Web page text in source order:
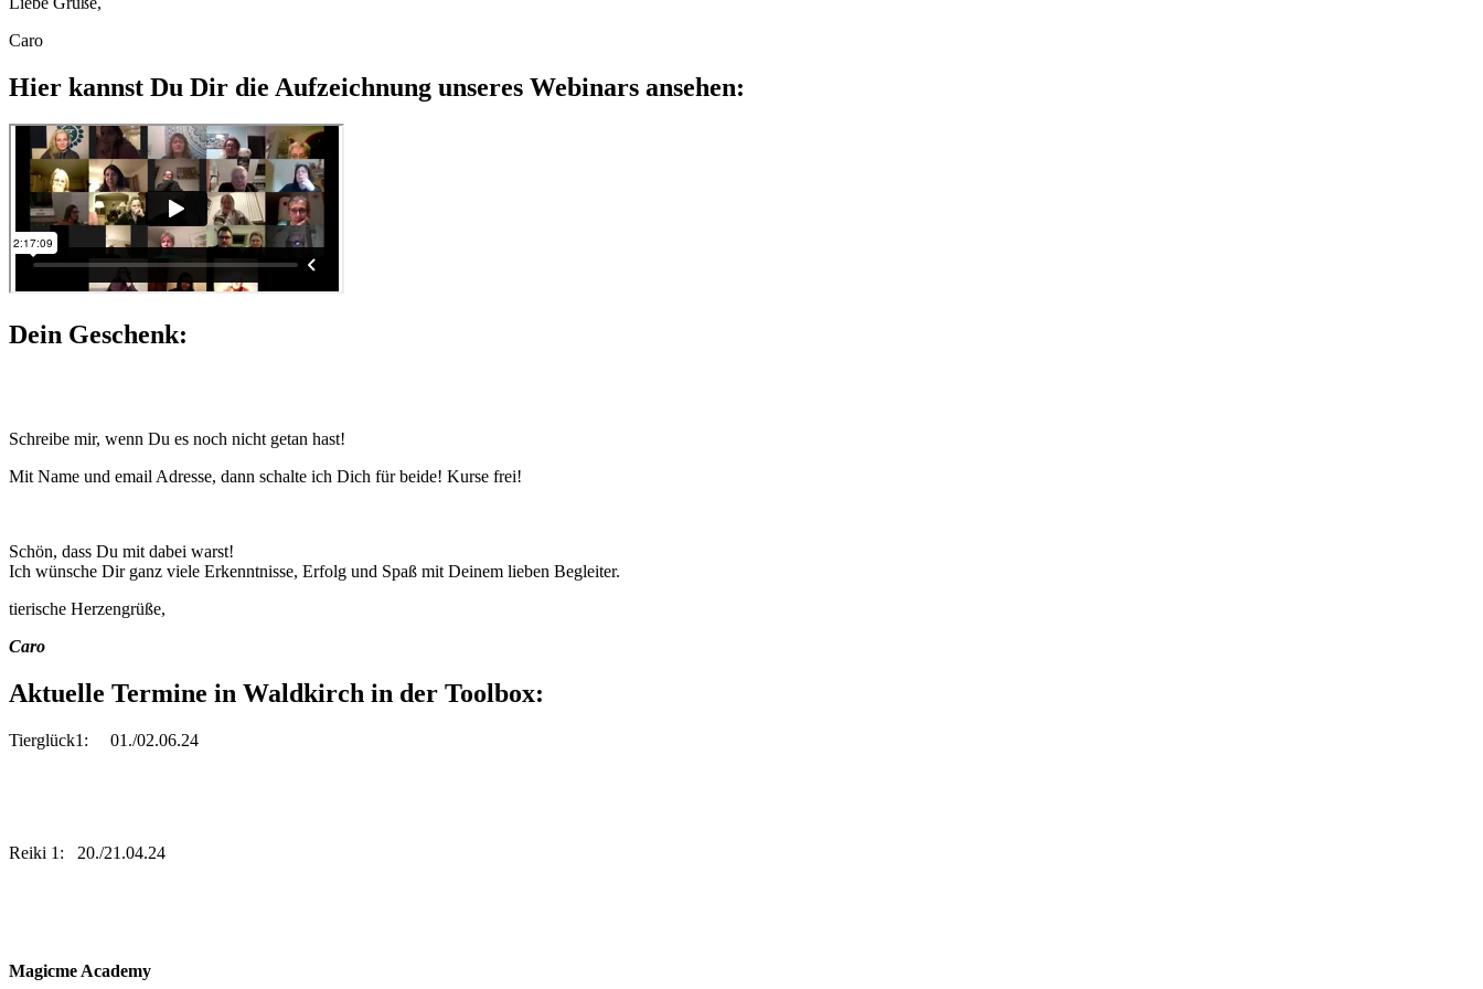
Caro
Hier kannst Du Dir die Aufzeichnung unseres Webinars ansehen:
Dein Geschenk:
Schreibe mir, wenn Du es noch nicht getan hast!
Mit Name und email Adresse, dann schalte ich Dich für beide! Kurse frei!
Schön, dass Du mit dabei warst!
Ich wünsche Dir ganz viele Erkenntnisse, Erfolg und Spaß mit Deinem lieben Begleiter.
tierische Herzengrüße,
Caro
Aktuelle Termine in Waldkirch in der Toolbox:
Tierglück1: 01./02.06.24
Reiki 1: 20./21.04.24
Magicme Academy